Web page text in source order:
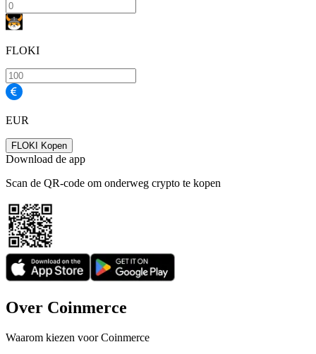
FLOKI
EUR
FLOKI Kopen
Download de app
Scan de QR-code om onderweg crypto te kopen
Over Coinmerce
Waarom kiezen voor Coinmerce